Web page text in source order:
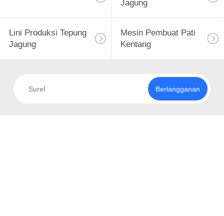
Jagung
Lini Produksi Tepung
Jagung
Mesin Pembuat Pati
Kentang
Berlangganan